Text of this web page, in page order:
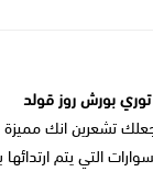
بورش روز قولد
تشعرين انك مميزة